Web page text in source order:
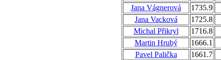
Jana Vágnerová
1735.9
Jana Vacková
1725.8
Michal Přikryl
1716.8
Martin Hrubý
1666.1
Pavel Palička
1661.7